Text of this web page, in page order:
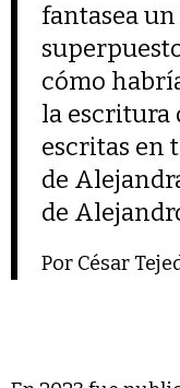
fantasea
cómo
la escritura
escritas en
de
de
Por César